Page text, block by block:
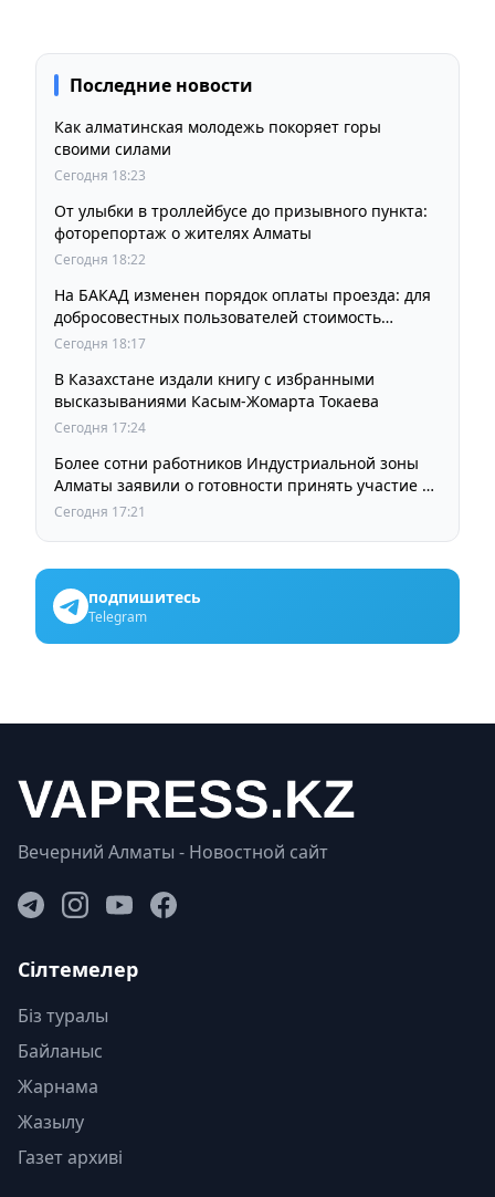
Последние новости
Как алматинская молодежь покоряет горы
своими силами
Сегодня 18:23
От улыбки в троллейбусе до призывного пункта:
фоторепортаж о жителях Алматы
Сегодня 18:22
На БАКАД изменен порядок оплаты проезда: для
добросовестных пользователей стоимость
остается прежней
Сегодня 18:17
В Казахстане издали книгу с избранными
высказываниями Касым-Жомарта Токаева
Сегодня 17:24
Более сотни работников Индустриальной зоны
Алматы заявили о готовности принять участие в
выборах членов Курылтая
Сегодня 17:21
подпишитесь
Telegram
Вечерний Алматы - Новостной сайт
Сілтемелер
Біз туралы
Байланыс
Жарнама
Жазылу
Газет архиві